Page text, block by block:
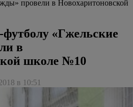
провели в Новохаритоновской
«Гжельские
в
школе №10
в 10:51